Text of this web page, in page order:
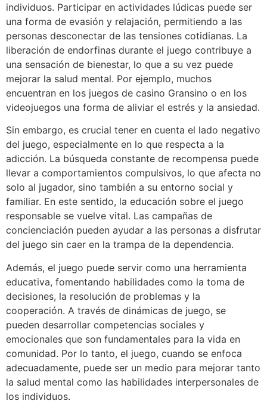
individuos. Participar en actividades lúdicas puede ser
una forma de evasión y relajación, permitiendo a las
personas desconectar de las tensiones cotidianas. La
liberación de endorfinas durante el juego contribuye a
una sensación de bienestar, lo que a su vez puede
mejorar la salud mental. Por ejemplo, muchos
encuentran en los juegos de casino Gransino o en los
videojuegos una forma de aliviar el estrés y la ansiedad.
Sin embargo, es crucial tener en cuenta el lado negativo
del juego, especialmente en lo que respecta a la
adicción. La búsqueda constante de recompensa puede
llevar a comportamientos compulsivos, lo que afecta no
solo al jugador, sino también a su entorno social y
familiar. En este sentido, la educación sobre el juego
responsable se vuelve vital. Las campañas de
concienciación pueden ayudar a las personas a disfrutar
del juego sin caer en la trampa de la dependencia.
Además, el juego puede servir como una herramienta
educativa, fomentando habilidades como la toma de
decisiones, la resolución de problemas y la
cooperación. A través de dinámicas de juego, se
pueden desarrollar competencias sociales y
emocionales que son fundamentales para la vida en
comunidad. Por lo tanto, el juego, cuando se enfoca
adecuadamente, puede ser un medio para mejorar tanto
la salud mental como las habilidades interpersonales de
los individuos.